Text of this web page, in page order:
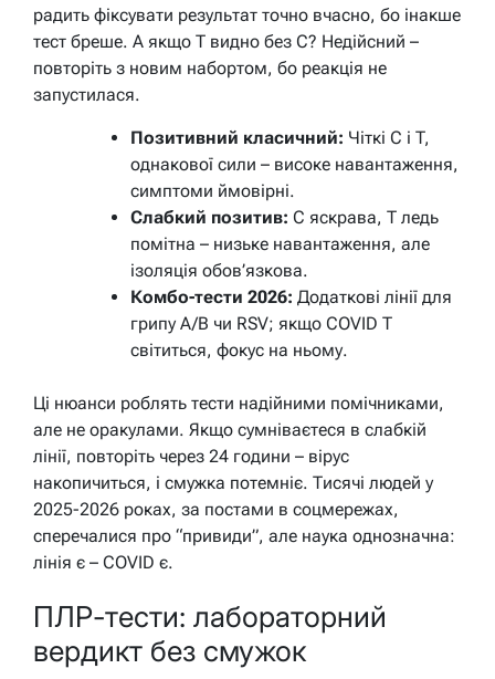
радить фіксувати результат точно вчасно, бо інакше
тест бреше. А якщо T видно без C? Недійсний –
повторіть з новим набортом, бо реакція не
запустилася.
Позитивний класичний: Чіткі C і T,
однакової сили – високе навантаження,
симптоми ймовірні.
Слабкий позитив: C яскрава, T ледь
помітна – низьке навантаження, але
ізоляція обов’язкова.
Комбо-тести 2026: Додаткові лінії для
грипу A/B чи RSV; якщо COVID T
світиться, фокус на ньому.
Ці нюанси роблять тести надійними помічниками,
але не оракулами. Якщо сумніваєтеся в слабкій
лінії, повторіть через 24 години – вірус
накопичиться, і смужка потемніє. Тисячі людей у
2025-2026 роках, за постами в соцмережах,
сперечалися про “привиди”, але наука однозначна:
лінія є – COVID є.
ПЛР-тести: лабораторний
вердикт без смужок